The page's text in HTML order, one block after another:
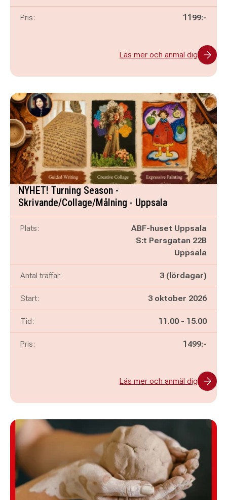
Pris: 1199:-
Läs mer och anmäl dig
NYHET! Turning Season -
Skrivande/Collage/Målning - Uppsala
Plats:
ABF-huset Uppsala
S:t Persgatan 22B
Uppsala
Antal träffar: 3 (lördagar)
Start: 3 oktober 2026
Tid: Pågår mellan
11.00 - och
15.00
Pris: 1499:-
Läs mer och anmäl dig